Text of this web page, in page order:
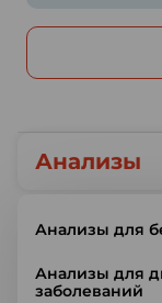
Анализы
Анализы для
Анализы для
заболеваний